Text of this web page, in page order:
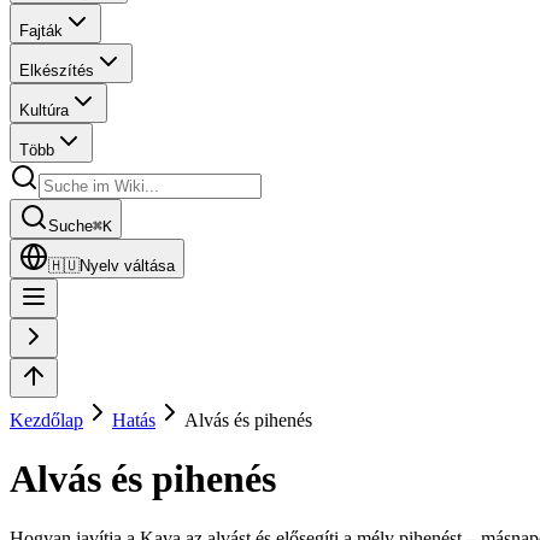
Fajták
Elkészítés
Kultúra
Több
Suche⌘K
🇭🇺Nyelv váltása
Kezdőlap Hatás Alvás és pihenés
Alvás és pihenés